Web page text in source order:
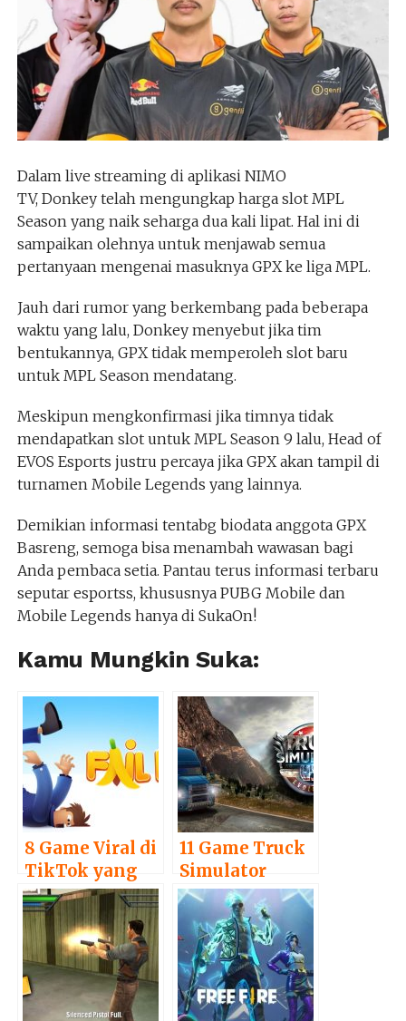
Dalam live streaming di aplikasi NIMO
TV, Donkey telah mengungkap harga slot MPL
Season yang naik seharga dua kali lipat. Hal ini di
sampaikan olehnya untuk menjawab semua
pertanyaan mengenai masuknya GPX ke liga MPL.
Jauh dari rumor yang berkembang pada beberapa
waktu yang lalu, Donkey menyebut jika tim
bentukannya, GPX tidak memperoleh slot baru
untuk MPL Season mendatang.
Meskipun mengkonfirmasi jika timnya tidak
mendapatkan slot untuk MPL Season 9 lalu, Head of
EVOS Esports justru percaya jika GPX akan tampil di
turnamen Mobile Legends yang lainnya.
Demikian informasi tentabg biodata anggota GPX
Basreng, semoga bisa menambah wawasan bagi
Anda pembaca setia. Pantau terus informasi terbaru
seputar esportss, khususnya PUBG Mobile dan
Mobile Legends hanya di SukaOn!
Kamu Mungkin Suka:
8 Game Viral di
TikTok yang
Wajib Anda
Coba
11 Game Truck
Simulator
Android
Terbaik